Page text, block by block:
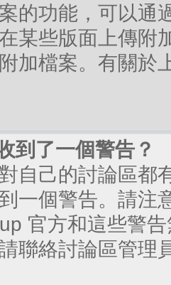
案的功能，可以
某些版面上傳附
加檔案。有關於
到了一個警告？
自己的討論區都
一個警告。請注
官方和這些警
聯絡討論區管理